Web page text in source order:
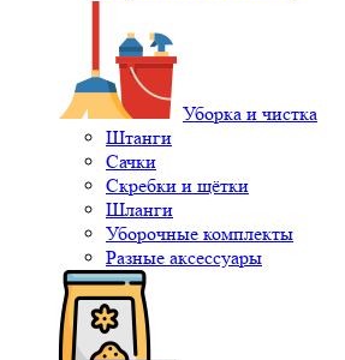
Уборка и чистка
Штанги
Сачки
Скребки и щётки
Шланги
Уборочные комплекты
Разные аксессуары